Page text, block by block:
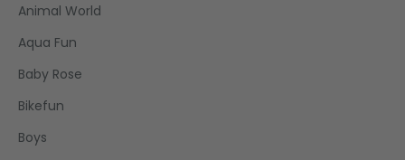
Animal World
Aqua Fun
Baby Rose
Bikefun
Boys